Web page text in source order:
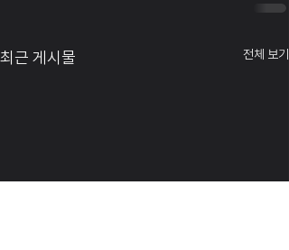
최근 게시물 전체 보기